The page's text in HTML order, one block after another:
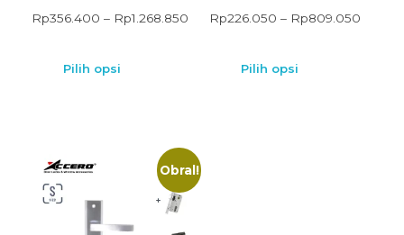
Rp356.400 – Rp1.268.850
Pilih opsi
Rp226.050 – Rp809.050
Pilih opsi
Obral!